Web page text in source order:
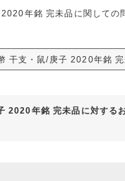
年銘 完未品に関しての
干支・鼠/庚子 2020年銘
2020年銘 完未品に対する